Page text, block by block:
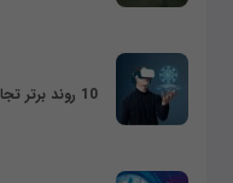
10 روند برتر تجارت و فناوری در سال 2022